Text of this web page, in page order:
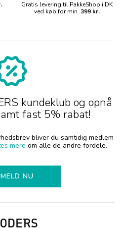
Gratis levering til PakkeShop i DK
ved køb for min. 399 kr.
kundeklub og opnå
fast 5% rabat!
bliver du samtidig medlem
mere om alle de andre fordele.
NU